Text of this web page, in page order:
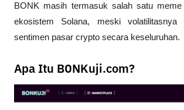
BONK masih termasuk salah satu
ekosistem Solana, meski volatilitasnya
sentimen pasar crypto secara keseluruhan.
Apa Itu BONKuji.com?